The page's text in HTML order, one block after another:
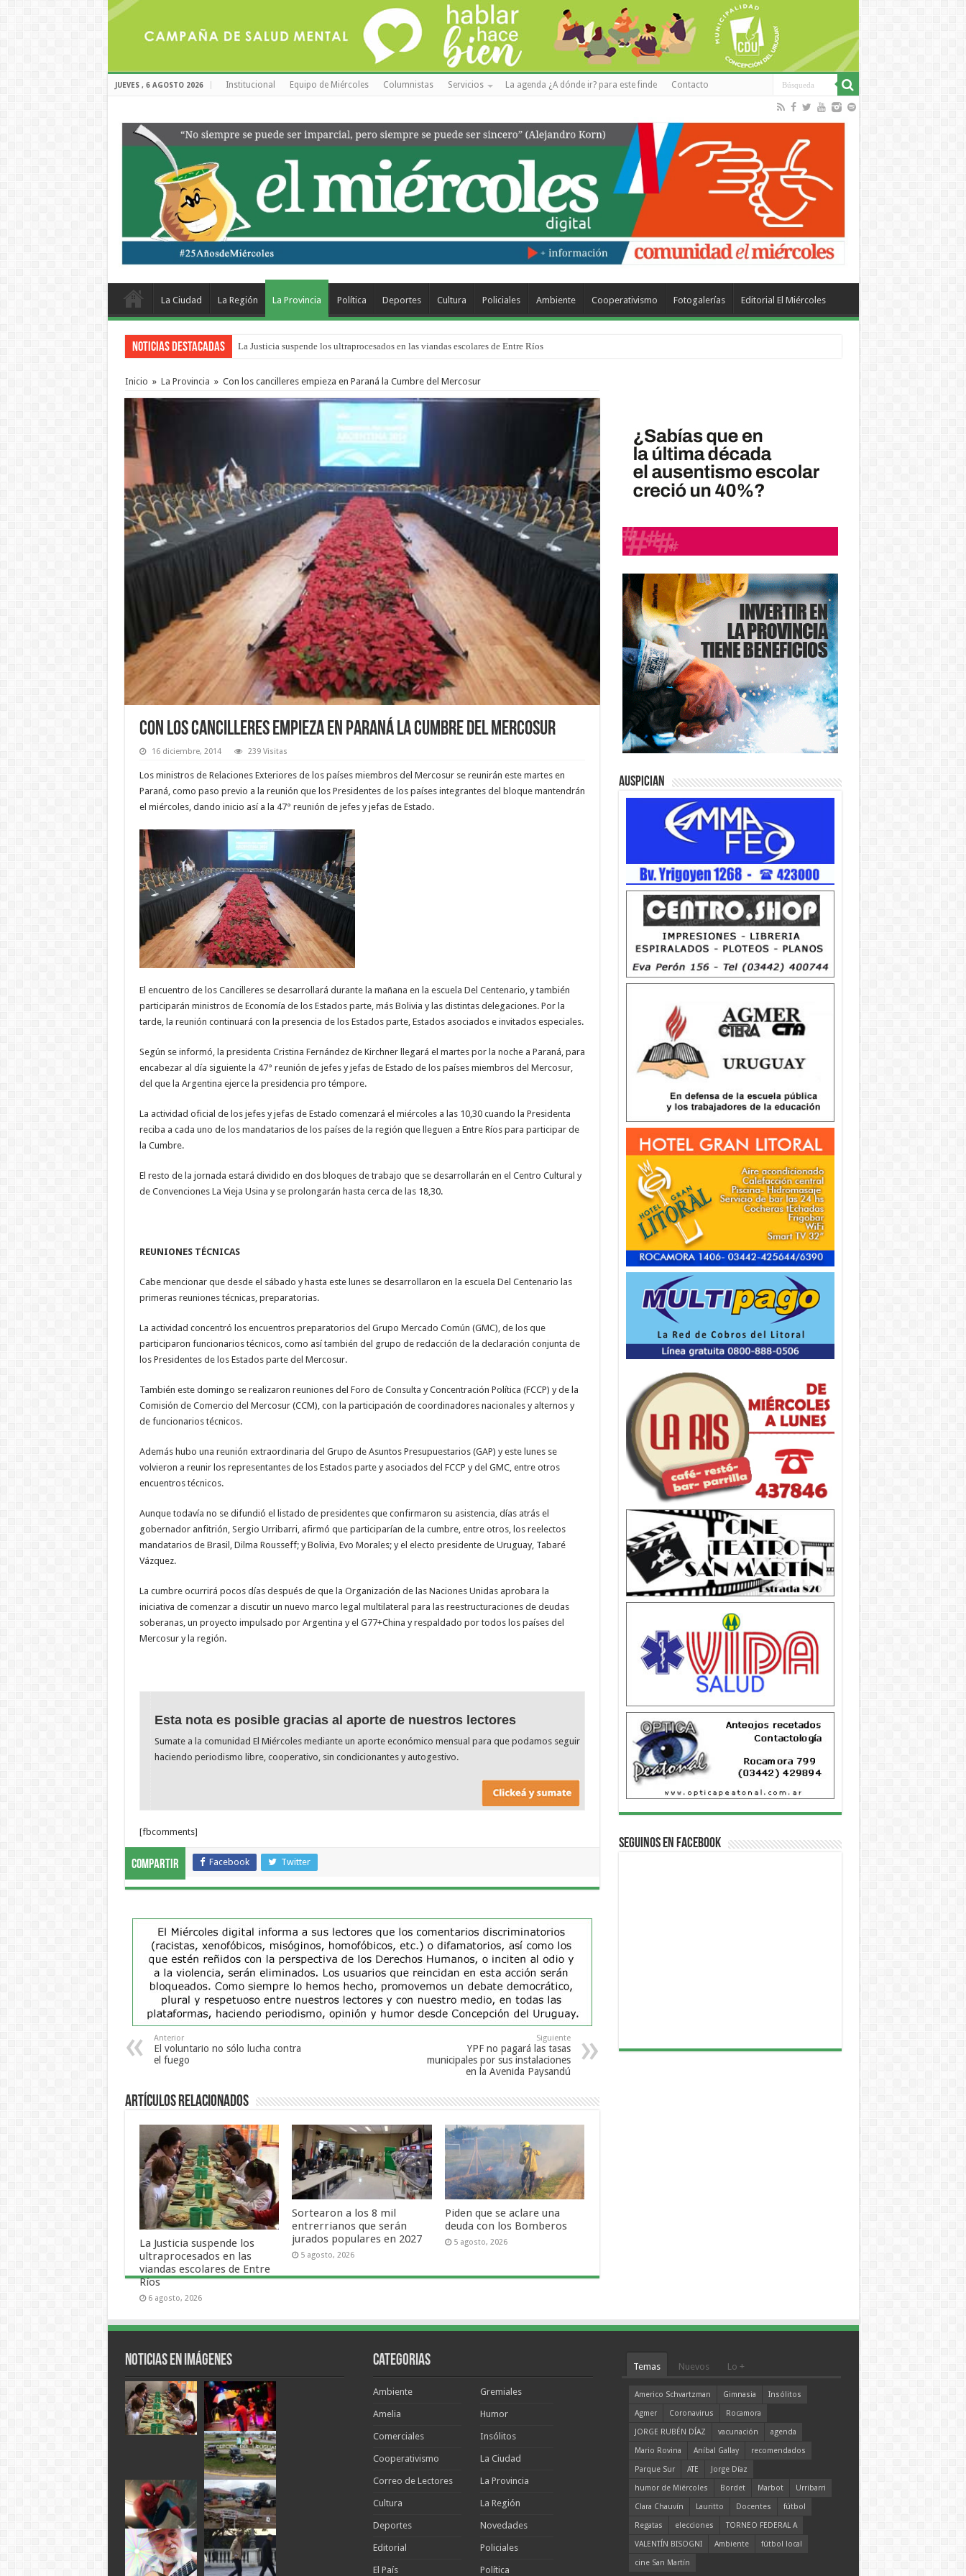
JUEVES , 6 AGOSTO 2026 Institucional Equipo de Miércoles Columnistas Servicios La agenda ¿A dónde ir? para este finde Contacto
La Ciudad La Región La Provincia Política Deportes Cultura Policiales Ambiente Cooperativismo Fotogalerías Editorial El Miércoles
Noticias Destacadas La Justicia suspende los ultraprocesados en las viandas escolares de Entre Ríos
Se presentará la obra “La Runfla de los Macanos”
Inicio » La Provincia » Con los cancilleres empieza en Paraná la Cumbre del Mercosur
Con los cancilleres empieza en Paraná la Cumbre del Mercosur
16 diciembre, 2014 239 Visitas
Los ministros de Relaciones Exteriores de los países miembros del Mercosur se reunirán este martes en
Paraná, como paso previo a la reunión que los Presidentes de los países integrantes del bloque mantendrán
el miércoles, dando inicio así a la 47° reunión de jefes y jefas de Estado.
El encuentro de los Cancilleres se desarrollará durante la mañana en la escuela Del Centenario, y también
participarán ministros de Economía de los Estados parte, más Bolivia y las distintas delegaciones. Por la
tarde, la reunión continuará con la presencia de los Estados parte, Estados asociados e invitados especiales.
Según se informó, la presidenta Cristina Fernández de Kirchner llegará el martes por la noche a Paraná, para
encabezar al día siguiente la 47° reunión de jefes y jefas de Estado de los países miembros del Mercosur,
del que la Argentina ejerce la presidencia pro témpore.
La actividad oficial de los jefes y jefas de Estado comenzará el miércoles a las 10,30 cuando la Presidenta
reciba a cada uno de los mandatarios de los países de la región que lleguen a Entre Ríos para participar de
la Cumbre.
El resto de la jornada estará dividido en dos bloques de trabajo que se desarrollarán en el Centro Cultural y
de Convenciones La Vieja Usina y se prolongarán hasta cerca de las 18,30.
REUNIONES TÉCNICAS
Cabe mencionar que desde el sábado y hasta este lunes se desarrollaron en la escuela Del Centenario las
primeras reuniones técnicas, preparatorias.
La actividad concentró los encuentros preparatorios del Grupo Mercado Común (GMC), de los que
participaron funcionarios técnicos, como así también del grupo de redacción de la declaración conjunta de
los Presidentes de los Estados parte del Mercosur.
También este domingo se realizaron reuniones del Foro de Consulta y Concentración Política (FCCP) y de la
Comisión de Comercio del Mercosur (CCM), con la participación de coordinadores nacionales y alternos y
de funcionarios técnicos.
Además hubo una reunión extraordinaria del Grupo de Asuntos Presupuestarios (GAP) y este lunes se
volvieron a reunir los representantes de los Estados parte y asociados del FCCP y del GMC, entre otros
encuentros técnicos.
Aunque todavía no se difundió el listado de presidentes que confirmaron su asistencia, días atrás el
gobernador anfitrión, Sergio Urribarri, afirmó que participarían de la cumbre, entre otros, los reelectos
mandatarios de Brasil, Dilma Rousseff; y Bolivia, Evo Morales; y el electo presidente de Uruguay, Tabaré
Vázquez.
La cumbre ocurrirá pocos días después de que la Organización de las Naciones Unidas aprobara la
iniciativa de comenzar a discutir un nuevo marco legal multilateral para las reestructuraciones de deudas
soberanas, un proyecto impulsado por Argentina y el G77+China y respaldado por todos los países del
Mercosur y la región.
Esta nota es posible gracias al aporte de nuestros lectores
Sumate a la comunidad El Miércoles mediante un aporte económico mensual para que podamos seguir
haciendo periodismo libre, cooperativo, sin condicionantes y autogestivo.
[fbcomments]
Compartir Facebook Twitter
Anterior
El voluntario no sólo lucha contra
el fuego
Siguiente
YPF no pagará las tasas
municipales por sus instalaciones
en la Avenida Paysandú
Artículos Relacionados
La Justicia suspende los
ultraprocesados en las
viandas escolares de Entre
Ríos
6 agosto, 2026
Sortearon a los 8 mil
entrerrianos que serán
jurados populares en 2027
5 agosto, 2026
Piden que se aclare una
deuda con los Bomberos
5 agosto, 2026
Auspician
Seguinos en Facebook
Noticias en Imágenes Categorias
Ambiente
Amelia
Comerciales
Cooperativismo
Correo de Lectores
Cultura
Deportes
Editorial
El País
Gremiales
Humor
Insólitos
La Ciudad
La Provincia
La Región
Novedades
Policiales
Política
Temas Nuevos Lo +
Americo Schvartzman Gimnasia
Insólitos
Agmer
Coronavirus
Rocamora
JORGE RUBÉN DÍAZ
vacunación
agenda
Mario Rovina
Aníbal Gallay
recomendados
Parque Sur
ATE
Jorge Díaz
humor de Miércoles
Bordet Marbot
Urribarri
Clara Chauvín
Lauritto Docentes
fútbol
Regatas
elecciones
TORNEO FEDERAL A
VALENTÍN BISOGNI
Ambiente
fútbol local
cine San Martín